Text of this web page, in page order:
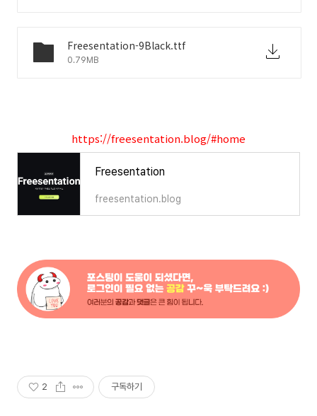
Freesentation-9Black.ttf
0.79MB
https://freesentation.blog/#home
Freesentation
freesentation.blog
2 구독하기